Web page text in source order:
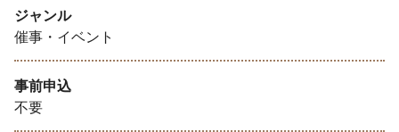
ジャンル
催事・イベント
事前申込
不要